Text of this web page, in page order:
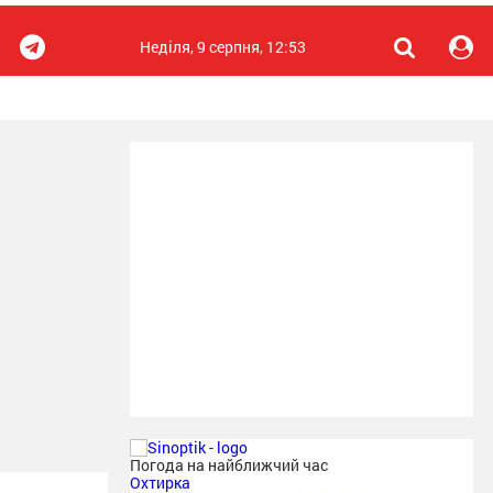
Неділя, 9 серпня, 12:53
Погода на найближчий час
Охтирка